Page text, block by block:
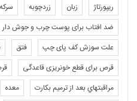
ریپورتاژ
زبان زردچوبه
ضد افتاب برای پوست چرب و جوش دار
علت سوزش کف پای چپ
فتق
قرص برای قطع خونریزی قاعدگی
مراقبتهاي بعد از ترميم بكارت
معده